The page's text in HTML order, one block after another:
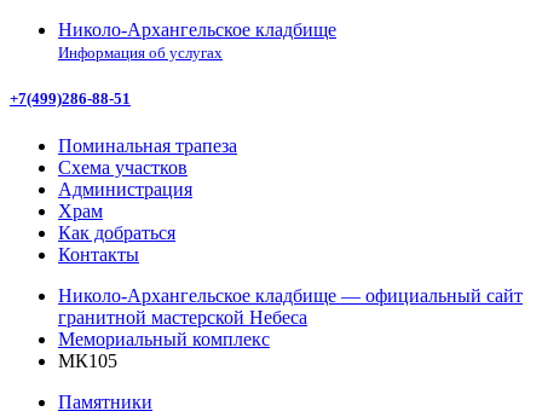
Николо-Архангельское кладбище
Информация об услугах
+7(499)286-88-51
Поминальная трапеза
Схема участков
Администрация
Храм
Как добраться
Контакты
Николо-Архангельское кладбище — официальный сайт
гранитной мастерской Небеса
Мемориальный комплекс
МК105
Памятники